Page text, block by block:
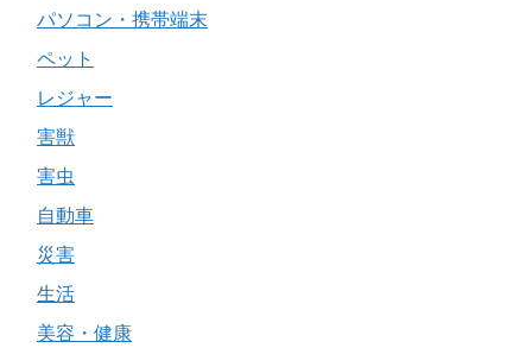
パソコン・携帯端末
ペット
レジャー
害獣
害虫
自動車
災害
生活
美容・健康